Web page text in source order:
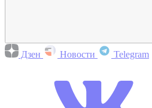
Дзен Новости Telegram